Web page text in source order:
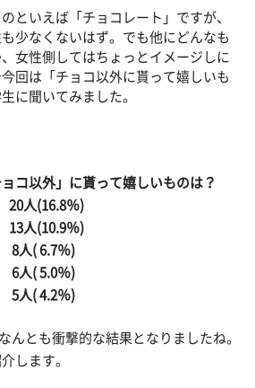
といえば「チョコレート」ですが、
少なくないはず。でも他にどんなも
女性側してはちょっとイメージしに
回は「チョコ以外に貰って嬉しいも
に聞いてみました。
コ以外」に貰って嬉しいものは？
人(16.8％)
(10.9％)
人( 6.7％)
( 5.0％)
( 4.2％)
んとも衝撃的な結果となりましたね。
します。